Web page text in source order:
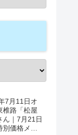
7月11日オ
椎路「松屋
ん｜7月21日
別価格メニ